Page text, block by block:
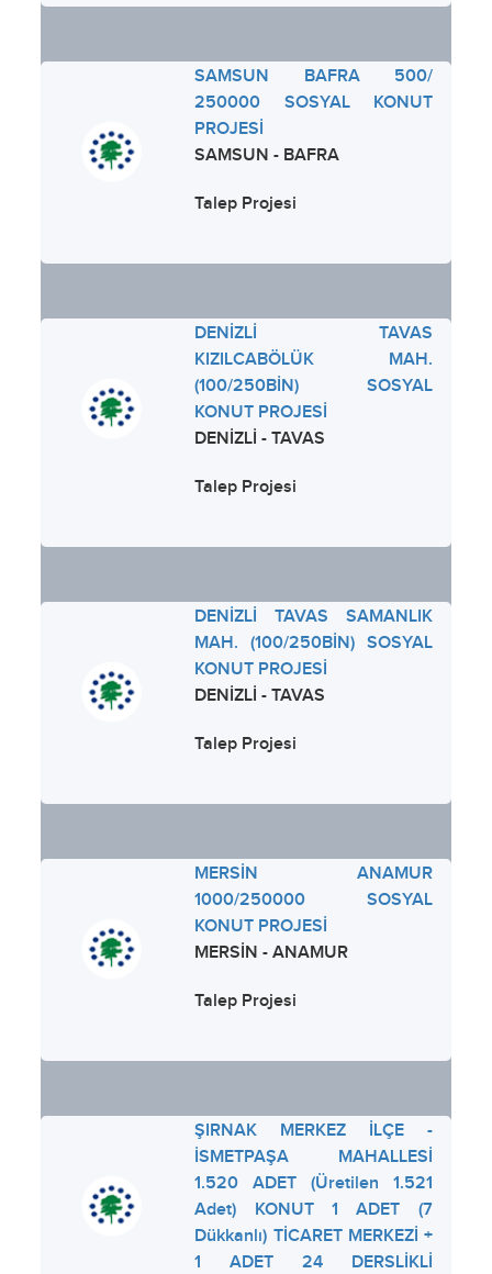
SAMSUN BAFRA 500/
250000 SOSYAL KONUT
PROJESİ
SAMSUN - BAFRA
Talep Projesi
DENİZLİ TAVAS
KIZILCABÖLÜK MAH.
(100/250BİN) SOSYAL
KONUT PROJESİ
DENİZLİ - TAVAS
Talep Projesi
DENİZLİ TAVAS SAMANLIK
MAH. (100/250BİN) SOSYAL
KONUT PROJESİ
DENİZLİ - TAVAS
Talep Projesi
MERSİN ANAMUR
1000/250000 SOSYAL
KONUT PROJESİ
MERSİN - ANAMUR
Talep Projesi
ŞIRNAK MERKEZ İLÇE -
İSMETPAŞA MAHALLESİ
1.520 ADET (Üretilen 1.521
Adet) KONUT 1 ADET (7
Dükkanlı) TİCARET MERKEZİ +
1 ADET 24 DERSLİKLİ